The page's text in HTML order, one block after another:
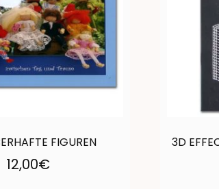
FIGUREN
12,00€
3D